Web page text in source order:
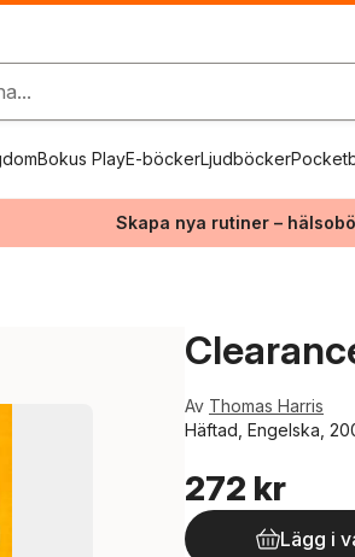
Bokus PlayE-böckerLjudböcker
Skapa nya rutiner –
Av Thomas Harris
Häftad, Engelska,
272 kr
Lägg i